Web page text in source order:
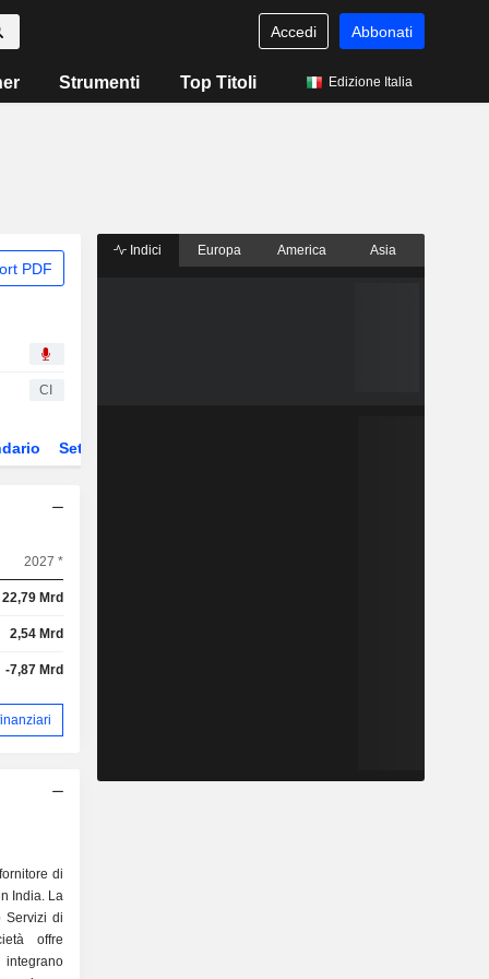
Accedi Abbonati
Strumenti Top Titoli Edizione Italia
PDF
CI
Settore
2027 *
22,79 Mrd
2,54 Mrd
-7,87 Mrd
di
India. La
Servizi di
offre
Indici Europa America Asia